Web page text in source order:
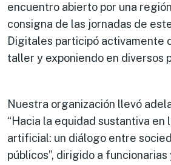
encuentro abierto por una
consigna de las jornadas de
Digitales participó activamente
taller y exponiendo en diversos
Nuestra organización llevó
“Hacia la equidad sustantiva en
artificial: un diálogo entre
públicos”, dirigido a